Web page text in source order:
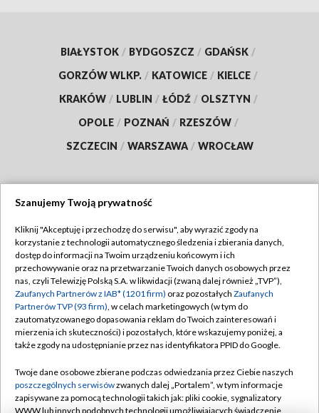
BIAŁYSTOK / BYDGOSZCZ / GDAŃSK /
GORZÓW WLKP. / KATOWICE / KIELCE /
KRAKÓW / LUBLIN / ŁÓDŹ / OLSZTYN /
OPOLE / POZNAŃ / RZESZÓW /
SZCZECIN / WARSZAWA / WROCŁAW
TVP
Abonament TVP
Emisja w TVP
Centrum informacji TVP
Naziemna Telewizja Cyfrowa
Rada Programowa
System NOS
Regulamin TVP
Polityka prywatności
Moje zgody
Pomoc
Kontakt
Szanujemy Twoją prywatność
Kliknij "Akceptuję i przechodzę do serwisu", aby wyrazić zgody na
korzystanie z technologii automatycznego śledzenia i zbierania danych,
dostęp do informacji na Twoim urządzeniu końcowym i ich
przechowywanie oraz na przetwarzanie Twoich danych osobowych przez
nas, czyli Telewizję Polską S.A. w likwidacji (zwaną dalej również „TVP”),
Zaufanych Partnerów z IAB* (1201 firm) oraz pozostałych Zaufanych
Partnerów TVP (93 firm), w celach marketingowych (w tym do
zautomatyzowanego dopasowania reklam do Twoich zainteresowań i
mierzenia ich skuteczności) i pozostałych, które wskazujemy poniżej, a
także zgody na udostępnianie przez nas identyfikatora PPID do Google.
Twoje dane osobowe zbierane podczas odwiedzania przez Ciebie naszych
poszczególnych serwisówzwanych dalej „Portalem”, w tym informacje
zapisywane za pomocą technologii takich jak: pliki cookie, sygnalizatory
WWW lub innych podobnych technologii umożliwiających świadczenie